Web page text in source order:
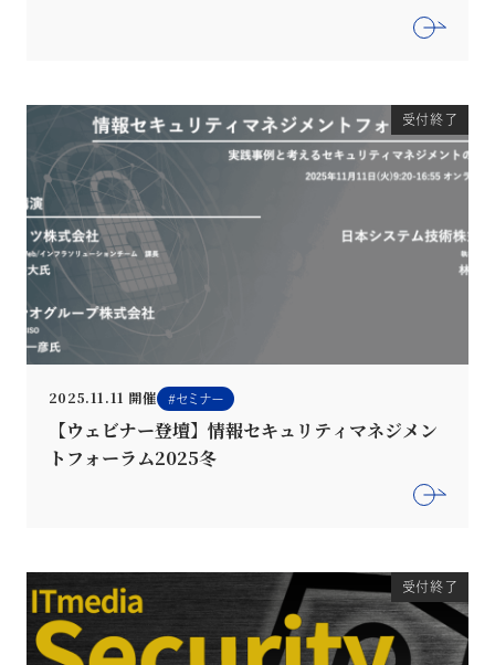
受付終了
2025.11.11 開催 セミナー
【ウェビナー登壇】情報セキュリティマネジメン
トフォーラム2025冬
受付終了